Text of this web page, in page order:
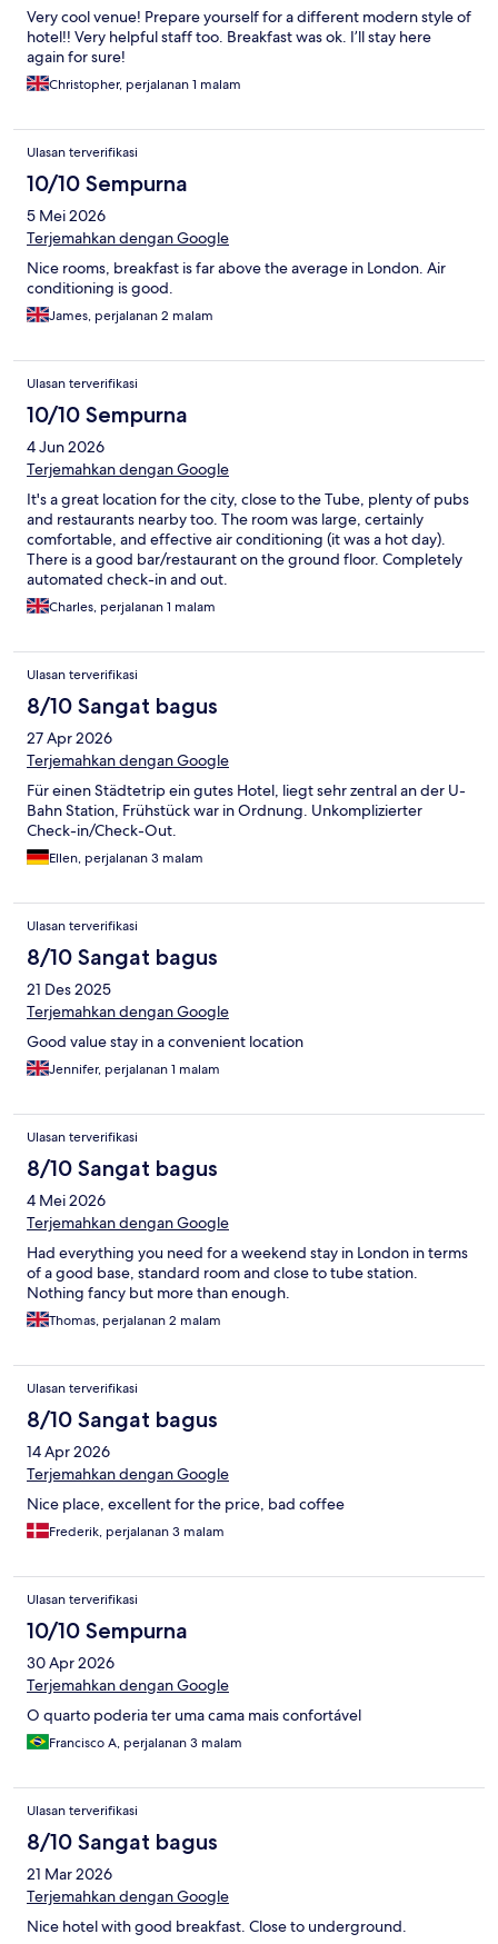
Very cool venue! Prepare yourself for a different modern style of
hotel!! Very helpful staff too. Breakfast was ok. I’ll stay here
again for sure!
Christopher, perjalanan 1 malam
Ulasan terverifikasi
10/10 Sempurna
5 Mei 2026
Terjemahkan dengan Google
Nice rooms, breakfast is far above the average in London. Air
conditioning is good.
James, perjalanan 2 malam
Ulasan terverifikasi
10/10 Sempurna
4 Jun 2026
Terjemahkan dengan Google
It's a great location for the city, close to the Tube, plenty of pubs
and restaurants nearby too. The room was large, certainly
comfortable, and effective air conditioning (it was a hot day).
There is a good bar/restaurant on the ground floor. Completely
automated check-in and out.
Charles, perjalanan 1 malam
Ulasan terverifikasi
8/10 Sangat bagus
27 Apr 2026
Terjemahkan dengan Google
Für einen Städtetrip ein gutes Hotel, liegt sehr zentral an der U-
Bahn Station, Frühstück war in Ordnung. Unkomplizierter
Check-in/Check-Out.
Ellen, perjalanan 3 malam
Ulasan terverifikasi
8/10 Sangat bagus
21 Des 2025
Terjemahkan dengan Google
Good value stay in a convenient location
Jennifer, perjalanan 1 malam
Ulasan terverifikasi
8/10 Sangat bagus
4 Mei 2026
Terjemahkan dengan Google
Had everything you need for a weekend stay in London in terms
of a good base, standard room and close to tube station.
Nothing fancy but more than enough.
Thomas, perjalanan 2 malam
Ulasan terverifikasi
8/10 Sangat bagus
14 Apr 2026
Terjemahkan dengan Google
Nice place, excellent for the price, bad coffee
Frederik, perjalanan 3 malam
Ulasan terverifikasi
10/10 Sempurna
30 Apr 2026
Terjemahkan dengan Google
O quarto poderia ter uma cama mais confortável
Francisco A, perjalanan 3 malam
Ulasan terverifikasi
8/10 Sangat bagus
21 Mar 2026
Terjemahkan dengan Google
Nice hotel with good breakfast. Close to underground.